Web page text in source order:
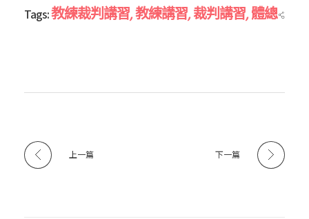
育
運
Tags:教練裁判講習,教練講習,裁判講習,體總
上一篇 下一篇